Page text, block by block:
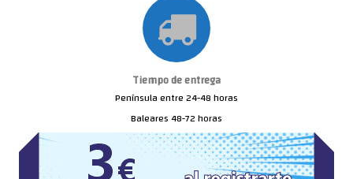
Tiempo de entrega
Península entre 24-48 horas
Baleares 48-72 horas